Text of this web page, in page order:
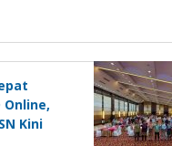
Online,
Kini